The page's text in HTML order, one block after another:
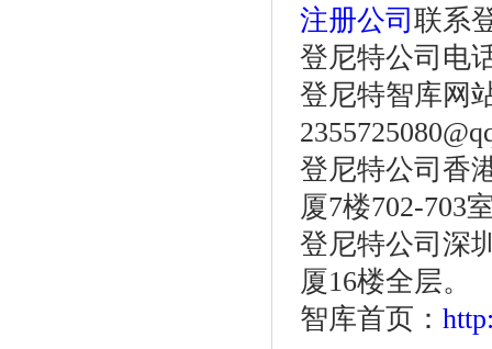
注册公司 联系
登尼特公司电
登尼特智库网
登尼特公司香
厦7楼702-703
登尼特公司深
厦16楼全层。
智库首页：